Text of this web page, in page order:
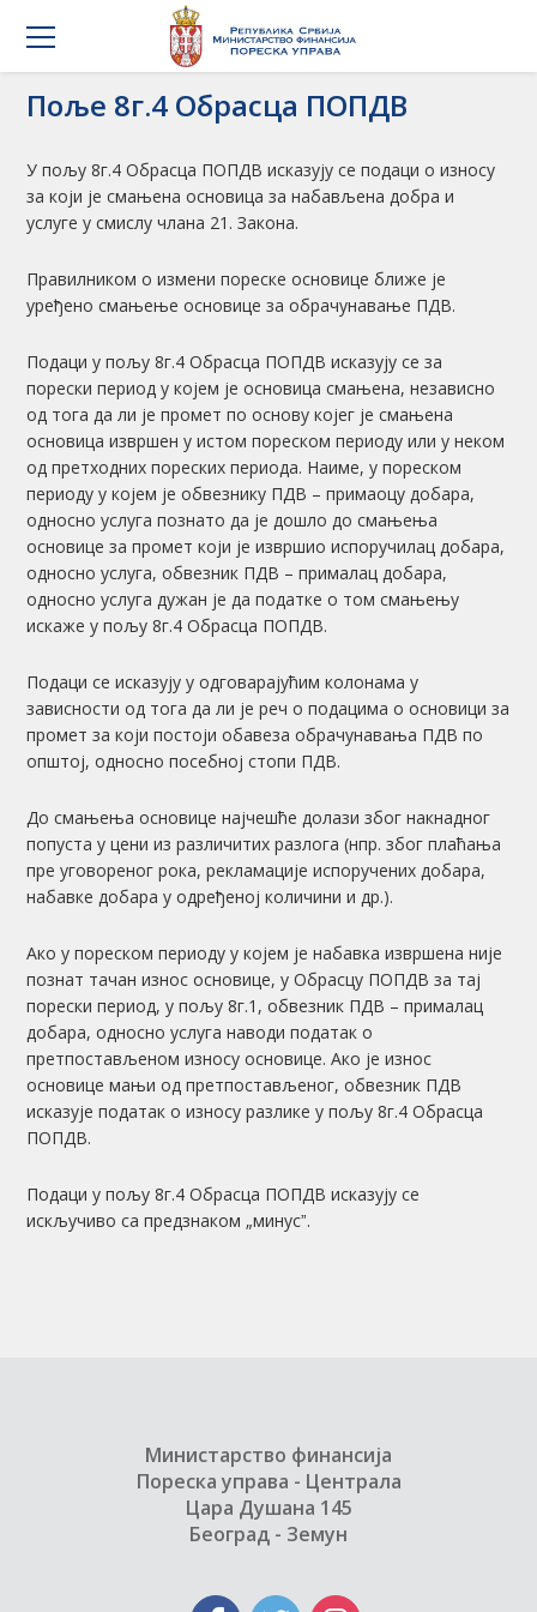
Поље 8г.4 Обрасца ПОПДВ
У пољу 8г.4 Обрасца ПОПДВ исказују се подаци о износу
за који је смањена основица за набављена добра и
услуге у смислу члана 21. Закона.
Правилником о измени пореске основице ближе је
уређено смањење основице за обрачунавање ПДВ.
Подаци у пољу 8г.4 Обрасца ПОПДВ исказују се за
порески период у којем је основица смањена, независно
од тога да ли је промет по основу којег је смањена
основица извршен у истом пореском периоду или у неком
од претходних пореских периода. Наиме, у пореском
периоду у којем је обвезнику ПДВ – примаоцу добара,
односно услуга познато да је дошло до смањења
основице за промет који је извршио испоручилац добара,
односно услуга, обвезник ПДВ – прималац добара,
односно услуга дужан је да податке о том смањењу
искаже у пољу 8г.4 Обрасца ПОПДВ.
Подаци се исказују у одговарајућим колонама у
зависности од тога да ли је реч о подацима о основици за
промет за који постоји обавеза обрачунавања ПДВ по
општој, односно посебној стопи ПДВ.
До смањења основице најчешће долази због накнадног
попуста у цени из различитих разлога (нпр. због плаћања
пре уговореног рока, рекламације испоручених добара,
набавке добара у одређеној количини и др.).
Ако у пореском периоду у којем је набавка извршена није
познат тачан износ основице, у Обрасцу ПОПДВ за тај
порески период, у пољу 8г.1, обвезник ПДВ – прималац
добара, односно услуга наводи податак о
претпостављеном износу основице. Ако је износ
основице мањи од претпостављеног, обвезник ПДВ
исказује податак о износу разлике у пољу 8г.4 Обрасца
ПОПДВ.
Подаци у пољу 8г.4 Обрасца ПОПДВ исказују се
искључиво са предзнаком „минусˮ.
Министарство финансија
Пореска управа - Централа
Цара Душана 145
Београд - Земун